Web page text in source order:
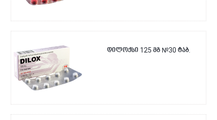
დილოქსი 125 მგ №30 ტაბ.